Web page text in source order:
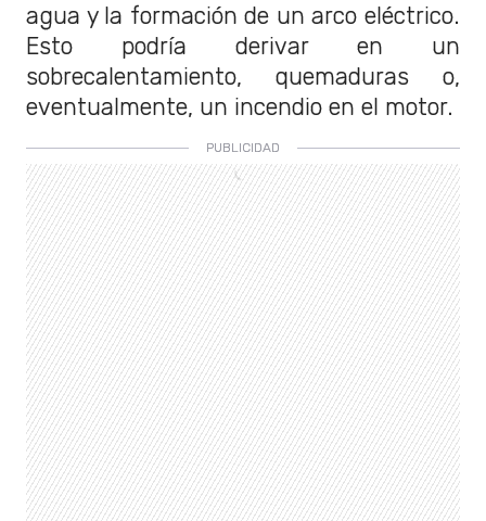
agua y la formación de un arco eléctrico.
Esto podría derivar en un
sobrecalentamiento, quemaduras o,
eventualmente, un incendio en el motor.